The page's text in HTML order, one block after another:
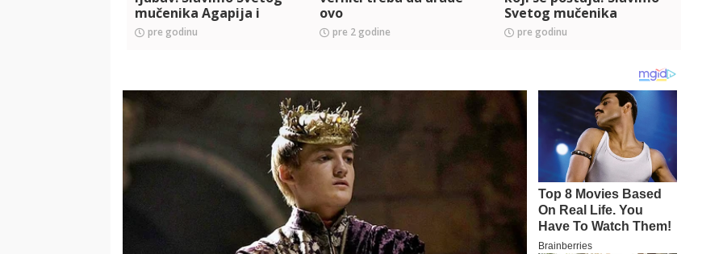
mučenika Agapija i
sedmoricu svetitelja
pre godinu
ovo
pre 2 godine
Svetog mučenika
Talaleja
pre godinu